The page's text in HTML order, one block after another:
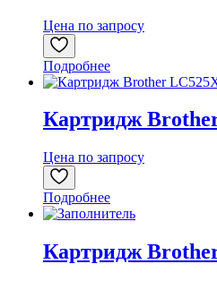
Цена по запросу
Подробнее
Картридж
Цена по запросу
Подробнее
Картридж